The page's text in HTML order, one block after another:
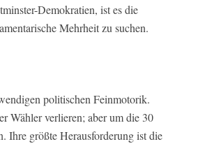
Demokratien, ist es die
Mehrheit zu suchen.
politischen Feinmotorik.
Wähler verlieren; aber um die 30
Ihre größte Herausforderung ist die